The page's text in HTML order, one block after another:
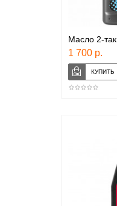
Масло 2-
1 700 р.